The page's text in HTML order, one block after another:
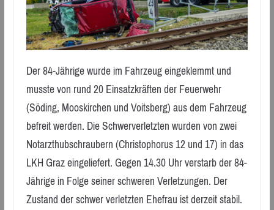
Der 84-Jährige wurde im Fahrzeug eingeklemmt und
musste von rund 20 Einsatzkräften der Feuerwehr
(Söding, Mooskirchen und Voitsberg) aus dem Fahrzeug
befreit werden. Die Schwerverletzten wurden von zwei
Notarzthubschraubern (Christophorus 12 und 17) in das
LKH Graz eingeliefert. Gegen 14.30 Uhr verstarb der 84-
Jährige in Folge seiner schweren Verletzungen. Der
Zustand der schwer verletzten Ehefrau ist derzeit stabil.